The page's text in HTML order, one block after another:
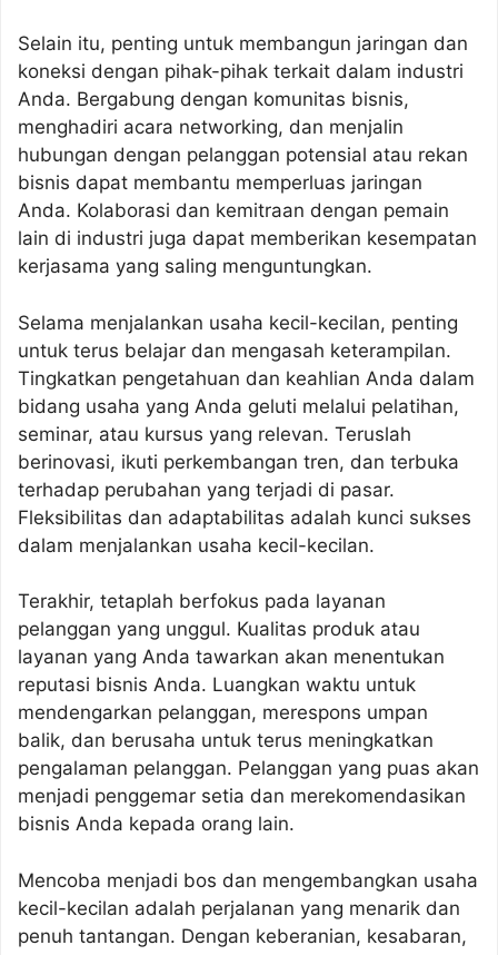
Selain itu, penting untuk membangun jaringan dan
koneksi dengan pihak-pihak terkait dalam industri
Anda. Bergabung dengan komunitas bisnis,
menghadiri acara networking, dan menjalin
hubungan dengan pelanggan potensial atau rekan
bisnis dapat membantu memperluas jaringan
Anda. Kolaborasi dan kemitraan dengan pemain
lain di industri juga dapat memberikan kesempatan
kerjasama yang saling menguntungkan.
Selama menjalankan usaha kecil-kecilan, penting
untuk terus belajar dan mengasah keterampilan.
Tingkatkan pengetahuan dan keahlian Anda dalam
bidang usaha yang Anda geluti melalui pelatihan,
seminar, atau kursus yang relevan. Teruslah
berinovasi, ikuti perkembangan tren, dan terbuka
terhadap perubahan yang terjadi di pasar.
Fleksibilitas dan adaptabilitas adalah kunci sukses
dalam menjalankan usaha kecil-kecilan.
Terakhir, tetaplah berfokus pada layanan
pelanggan yang unggul. Kualitas produk atau
layanan yang Anda tawarkan akan menentukan
reputasi bisnis Anda. Luangkan waktu untuk
mendengarkan pelanggan, merespons umpan
balik, dan berusaha untuk terus meningkatkan
pengalaman pelanggan. Pelanggan yang puas akan
menjadi penggemar setia dan merekomendasikan
bisnis Anda kepada orang lain.
Mencoba menjadi bos dan mengembangkan usaha
kecil-kecilan adalah perjalanan yang menarik dan
penuh tantangan. Dengan keberanian, kesabaran,